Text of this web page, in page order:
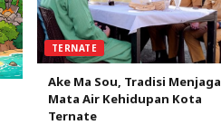
TERNATE
Ake Ma Sou, Tradisi Menjaga
Mata Air Kehidupan Kota
Ternate